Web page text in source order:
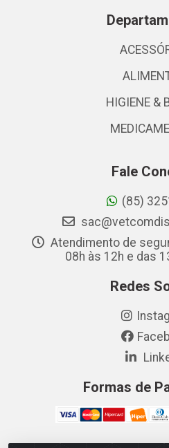
HIGIENE &
Fale
(85)
Atendimento de
08h às 12h e das
Redes
Formas de